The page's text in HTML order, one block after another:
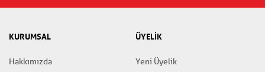
KURUMSAL
Hakkımızda
ÜYELİK
Yeni Üyelik